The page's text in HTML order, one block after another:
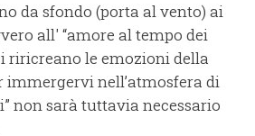
da sfondo (porta al vento) ai
all' “amore al tempo dei
riricreano le emozioni della
immergervi nell’atmosfera di
non sarà tuttavia necessario